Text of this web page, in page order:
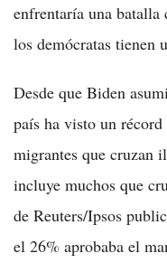
enfrentaría una batalla
los demócratas tienen
Desde que Biden
país ha visto un
migrantes que cruzan
incluye muchos que
de Reuters/Ipsos
el 26% aprobaba el